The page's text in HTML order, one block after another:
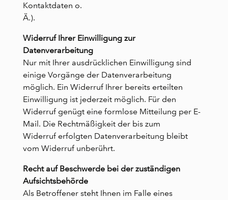
Kontaktdaten o.
Ä.).
Widerruf Ihrer Einwilligung zur
Datenverarbeitung
Nur mit Ihrer ausdrücklichen Einwilligung sind
einige Vorgänge der Datenverarbeitung
möglich. Ein Widerruf Ihrer bereits erteilten
Einwilligung ist jederzeit möglich. Für den
Widerruf genügt eine formlose Mitteilung per E-
Mail. Die Rechtmäßigkeit der bis zum
Widerruf erfolgten Datenverarbeitung bleibt
vom Widerruf unberührt.
Recht auf Beschwerde bei der zuständigen
Aufsichtsbehörde
Als Betroffener steht Ihnen im Falle eines